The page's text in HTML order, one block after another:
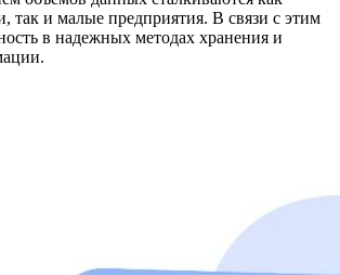
так и малые предприятия. В связи с этим
в надежных методах хранения и